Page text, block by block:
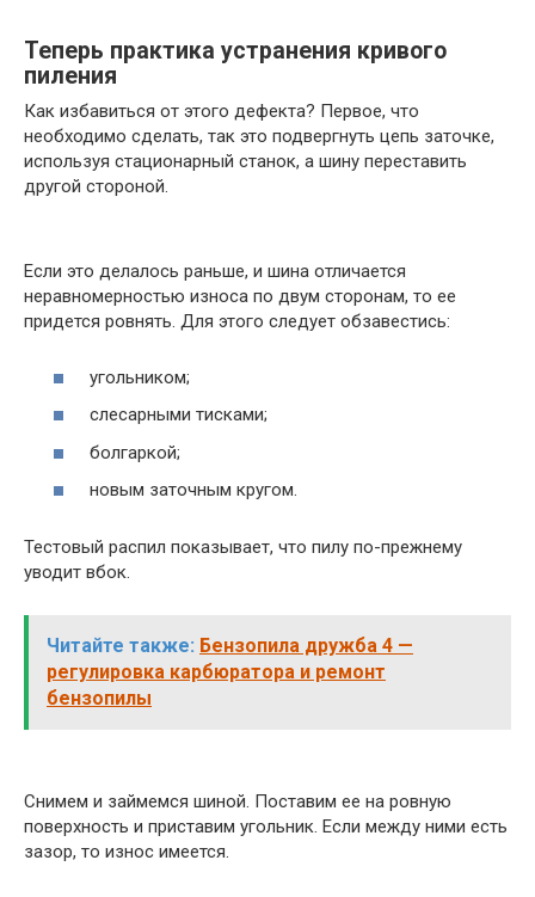
Теперь практика устранения кривого
пиления
Как избавиться от этого дефекта? Первое, что
необходимо сделать, так это подвергнуть цепь заточке,
используя стационарный станок, а шину переставить
другой стороной.
Если это делалось раньше, и шина отличается
неравномерностью износа по двум сторонам, то ее
придется ровнять. Для этого следует обзавестись:
угольником;
слесарными тисками;
болгаркой;
новым заточным кругом.
Тестовый распил показывает, что пилу по-прежнему
уводит вбок.
Читайте также: Бензопила дружба 4 —
регулировка карбюратора и ремонт
бензопилы
Снимем и займемся шиной. Поставим ее на ровную
поверхность и приставим угольник. Если между ними есть
зазор, то износ имеется.